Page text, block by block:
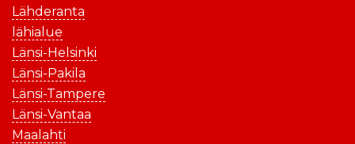
Lähderanta
lähialue
Länsi-Helsinki
Länsi-Pakila
Länsi-Tampere
Länsi-Vantaa
Maalahti